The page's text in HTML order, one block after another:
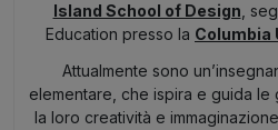
Island School of Design ,
Education presso la Columbia
Attualmente sono
elementare, che ispira e guida le
la loro creatività e